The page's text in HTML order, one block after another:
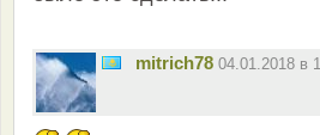
mitrich78 04.01.2018 в